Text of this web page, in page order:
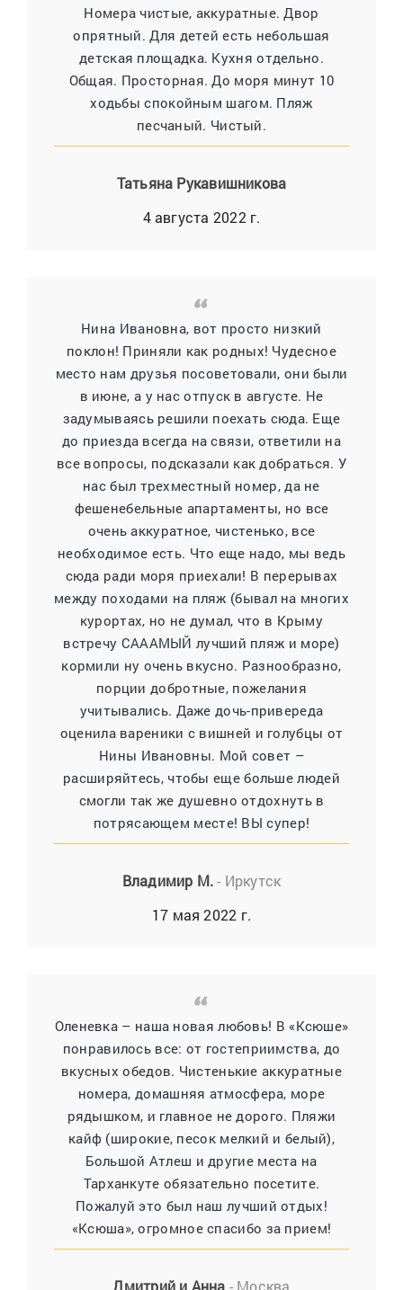
Номера чистые, аккуратные. Двор
опрятный. Для детей есть небольшая
детская площадка. Кухня отдельно.
Общая. Просторная. До моря минут 10
ходьбы спокойным шагом. Пляж
песчаный. Чистый.
Татьяна Рукавишникова
4 августа 2022 г.
Нина Ивановна, вот просто низкий
поклон! Приняли как родных! Чудесное
место нам друзья посоветовали, они были
в июне, а у нас отпуск в августе. Не
задумываясь решили поехать сюда. Еще
до приезда всегда на связи, ответили на
все вопросы, подсказали как добраться. У
нас был трехместный номер, да не
фешенебельные апартаменты, но все
очень аккуратное, чистенько, все
необходимое есть. Что еще надо, мы ведь
сюда ради моря приехали! В перерывах
между походами на пляж (бывал на многих
курортах, но не думал, что в Крыму
встречу САААМЫЙ лучший пляж и море)
кормили ну очень вкусно. Разнообразно,
порции добротные, пожелания
учитывались. Даже дочь-привереда
оценила вареники с вишней и голубцы от
Нины Ивановны. Мой совет –
расширяйтесь, чтобы еще больше людей
смогли так же душевно отдохнуть в
потрясающем месте! ВЫ супер!
Владимир М.- Иркутск
17 мая 2022 г.
Оленевка – наша новая любовь! В «Ксюше»
понравилось все: от гостеприимства, до
вкусных обедов. Чистенькие аккуратные
номера, домашняя атмосфера, море
рядышком, и главное не дорого. Пляжи
кайф (широкие, песок мелкий и белый),
Большой Атлеш и другие места на
Тарханкуте обязательно посетите.
Пожалуй это был наш лучший отдых!
«Ксюша», огромное спасибо за прием!
Дмитрий и Анна - Москва